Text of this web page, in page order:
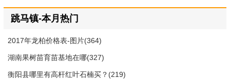
跳马镇-本月热门
2017年龙柏价格表-图片(364)
湖南果树苗育苗基地在哪(327)
衡阳县哪里有高杆红叶石楠买？(219)